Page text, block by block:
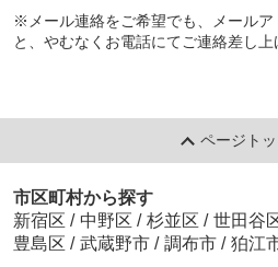
※メール連絡をご希望でも、メール
と、やむなくお電話にてご連絡差し上
ページト
市区町村から探す
新宿区 / 中野区 / 杉並区 / 世田谷
豊島区 / 武蔵野市 / 調布市 / 狛江